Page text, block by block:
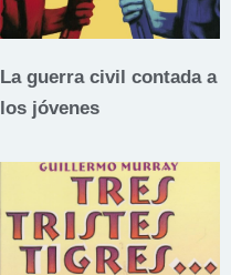
La guerra civil contada a
los jóvenes